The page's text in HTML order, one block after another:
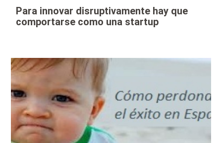
Para innovar disruptivamente hay que
comportarse como una startup